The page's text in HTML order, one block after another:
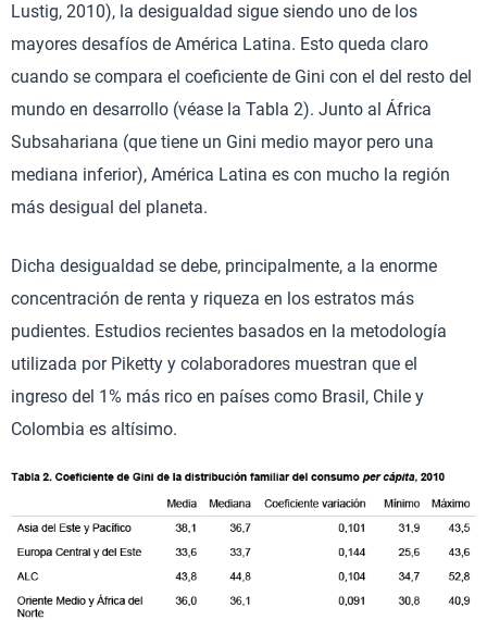
Lustig, 2010), la desigualdad sigue siendo uno de los
mayores desafíos de América Latina. Esto queda claro
cuando se compara el coeficiente de Gini con el del resto del
mundo en desarrollo (véase la Tabla 2). Junto al África
Subsahariana (que tiene un Gini medio mayor pero una
mediana inferior), América Latina es con mucho la región
más desigual del planeta.
Dicha desigualdad se debe, principalmente, a la enorme
concentración de renta y riqueza en los estratos más
pudientes. Estudios recientes basados en la metodología
utilizada por Piketty y colaboradores muestran que el
ingreso del 1% más rico en países como Brasil, Chile y
Colombia es altísimo.